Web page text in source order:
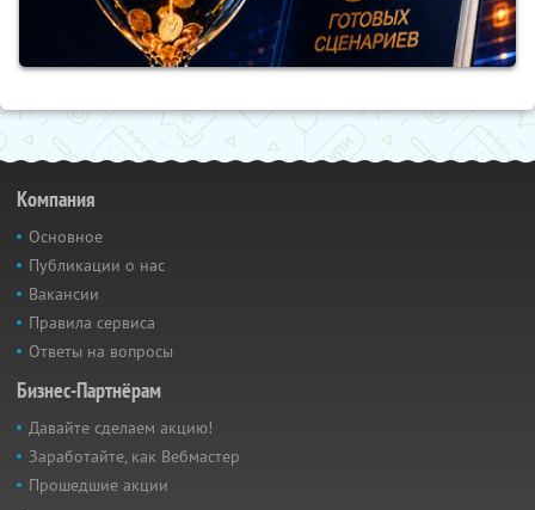
Компания
Основное
Публикации о нас
Вакансии
Правила сервиса
Ответы на вопросы
Бизнес-Партнёрам
Давайте сделаем акцию!
Заработайте, как Вебмастер
Прошедшие акции